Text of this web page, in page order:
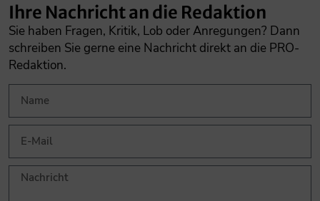
Ihre Nachricht an die Redaktion
Sie haben Fragen, Kritik, Lob oder Anregungen? Dann
schreiben Sie gerne eine Nachricht direkt an die PRO-
Redaktion.